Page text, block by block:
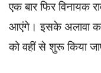
एक बार फिर विनायक
आएंगे। इसके अलावा
को वहीं से शुरू किया